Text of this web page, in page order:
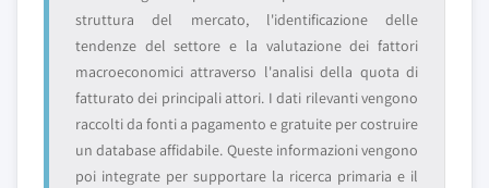
struttura del mercato, l'identificazione delle
tendenze del settore e la valutazione dei fattori
macroeconomici attraverso l'analisi della quota di
fatturato dei principali attori. I dati rilevanti vengono
raccolti da fonti a pagamento e gratuite per costruire
un database affidabile. Queste informazioni vengono
poi integrate per supportare la ricerca primaria e il